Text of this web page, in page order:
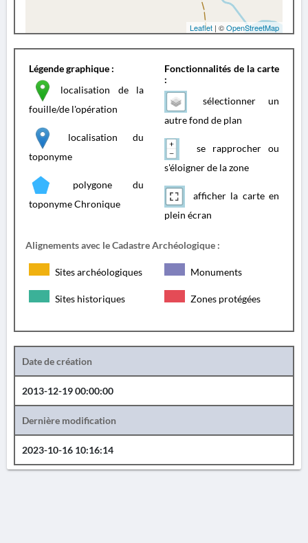
Leaflet | ©OpenStreetMap
Légende graphique :
localisation de la
fouille/de l'opération
localisation du
toponyme
polygone du
toponyme Chronique
Fonctionnalités de la carte
:
sélectionner un
autre fond de plan
se rapprocher ou
s'éloigner de la zone
afficher la carte en
plein écran
Alignements avec le Cadastre Archéologique :
Sites archéologiques Monuments
Sites historiques Zones protégées
Date de création
2013-12-19 00:00:00
Dernière modification
2023-10-16 10:16:14